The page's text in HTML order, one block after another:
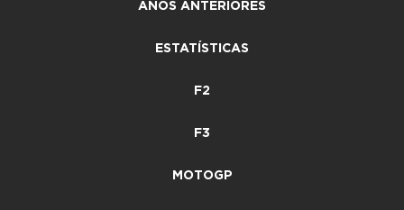
ANOS ANTERIORES
ESTATÍSTICAS
F2
F3
MOTOGP